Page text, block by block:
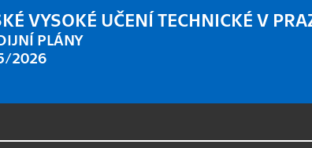
VYSOKÉ UČENÍ TECHNICKÉ V
PLÁNY
2026